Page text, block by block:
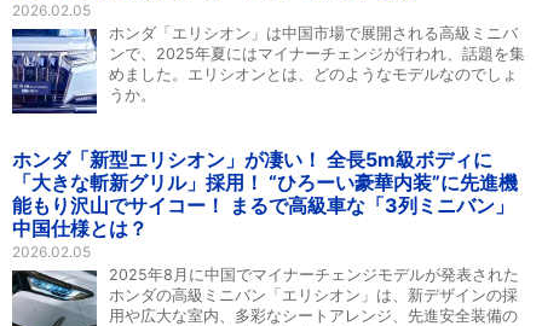
2026.02.05
ホンダ「エリシオン」は中国市場で展開される高級ミニバ
ンで、2025年夏にはマイナーチェンジが行われ、話題を集
めました。エリシオンとは、どのようなモデルなのでしょ
うか。
ホンダ「新型エリシオン」が凄い！ 全長5m級ボディに
「大きな斬新グリル」採用！ “ひろーい豪華内装”に先進機
能もり沢山でサイコー！ まるで高級車な「3列ミニバン」
中国仕様とは？
2026.02.05
2025年8月に中国でマイナーチェンジモデルが発表された
ホンダの高級ミニバン「エリシオン」は、新デザインの採
用や広大な室内、多彩なシートアレンジ、先進安全装備の